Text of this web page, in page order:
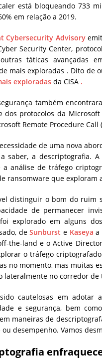
está bloqueando 733
em relação a 2019.
Cybersecurity Advisory
​​Security Center,
táticas avançadas
mais exploradas . Dito de
exploradas da CISA .
também
dos protocolos da Microsoft
Remote Procedure Call
de uma nova
saber, a descriptografia.
análise de tráfego
ransomware que exploram
distinguir o bom do ruim
de permanecer
explorado em alguns
deSunburst e Kaseya a
the-land e o Active
o tráfego
no momento, mas muitas
lateralmente no corredor de
cautelosas em adotar
e segurança, bem
maneiras de
desempenho. Vamos